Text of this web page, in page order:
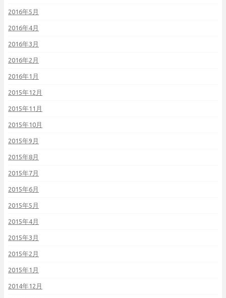
2016年5月
2016年4月
2016年3月
2016年2月
2016年1月
2015年12月
2015年11月
2015年10月
2015年9月
2015年8月
2015年7月
2015年6月
2015年5月
2015年4月
2015年3月
2015年2月
2015年1月
2014年12月